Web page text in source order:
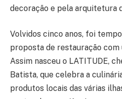
decoração e pela arquitetura
Volvidos cinco anos, foi
proposta de restauração
Assim nasceu o LATITUDE,
Batista, que celebra a
produtos locais das várias